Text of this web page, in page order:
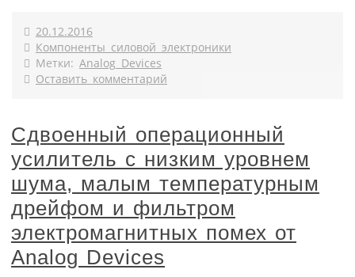
20.12.2016
Компоненты силовой электроники
Метки: Analog Devices
Оставить комментарий
Сдвоенный операционный
усилитель с низким уровнем
шума, малым температурным
дрейфом и фильтром
электромагнитных помех от
Analog Devices